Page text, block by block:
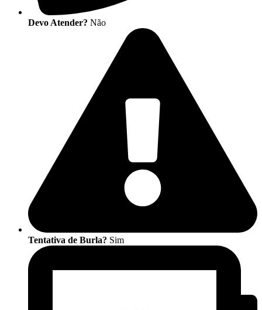
Devo Atender? Não
Tentativa de Burla? Sim